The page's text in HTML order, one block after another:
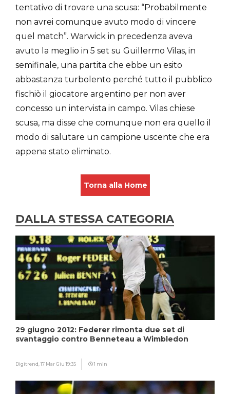
tentativo di trovare una scusa: “Probabilmente
non avrei comunque avuto modo di vincere
quel match”. Warwick in precedenza aveva
avuto la meglio in 5 set su Guillermo Vilas, in
semifinale, una partita che ebbe un esito
abbastanza turbolento perché tutto il pubblico
fischiò il giocatore argentino per non aver
concesso un intervista in campo. Vilas chiese
scusa, ma disse che comunque non era quello il
modo di salutare un campione uscente che era
appena stato eliminato.
Torna alla Home
DALLA STESSA CATEGORIA
29 giugno 2012: Federer rimonta due set di
svantaggio contro Benneteau a Wimbledon
Digitrend,17 Mar Giu 19:35 1 min